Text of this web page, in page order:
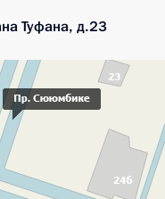
Туфана, д.23